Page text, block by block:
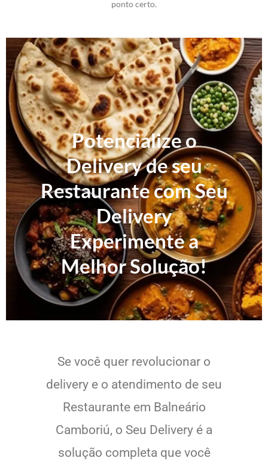
ponto certo.
Potencialize o
Delivery de seu
Restaurante com Seu
Delivery
Experimente a
Melhor Solução!
Se você quer revolucionar o
delivery e o atendimento de seu
Restaurante em Balneário
Camboriú, o Seu Delivery é a
solução completa que você